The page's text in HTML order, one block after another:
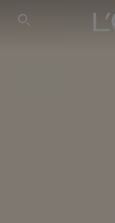
SEARCH THIS SITE